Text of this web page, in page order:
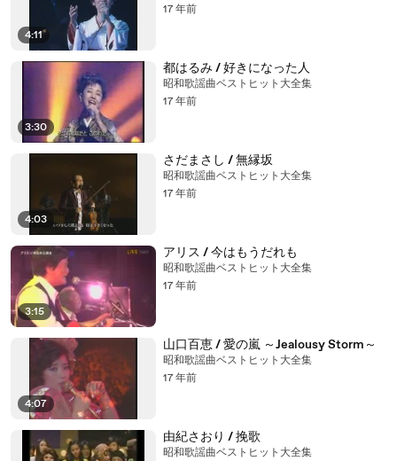
4:11
17 年前
3:30
都はるみ / 好きになった人
昭和歌謡曲ベストヒット大全集
17 年前
4:03
さだまさし / 無縁坂
昭和歌謡曲ベストヒット大全集
17 年前
3:15
アリス / 今はもうだれも
昭和歌謡曲ベストヒット大全集
17 年前
4:07
山口百恵 / 愛の嵐 ～Jealousy Storm～
昭和歌謡曲ベストヒット大全集
17 年前
由紀さおり / 挽歌
昭和歌謡曲ベストヒット大全集